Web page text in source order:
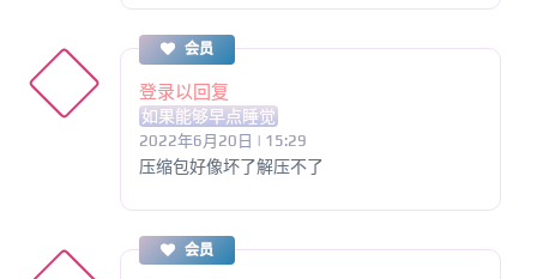
会员
登录以回复
如果能够早点睡觉
2022年6月20日 | 15:29
压缩包好像坏了解压不了
会员